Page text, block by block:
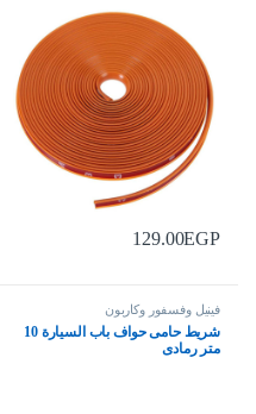
129.00EGP
فينيل وفسفور وكاربون
شريط حامى حواف باب السيارة 10
متر رمادى